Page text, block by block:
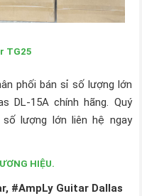
TG25
phối bán sỉ số lượng lớn
DL-15A chính hãng. Quý
lượng lớn liên hệ ngay
HIỆU.
#AmpLy Guitar Dallas